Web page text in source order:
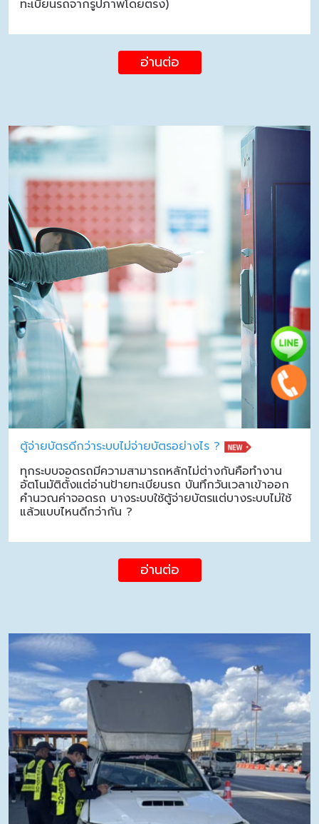
ทะเบียนรถจากรูปภาพโดยตรง)
อ่านต่อ
ตู้จ่ายบัตรดีกว่าระบบไม่จ่ายบัตรอย่างไร ?
ทุกระบบจอดรถมีความสามารถหลักไม่ต่างกันคือทำงาน
อัตโนมัติตั้งแต่อ่านป้ายทะเบียนรถ บันทึกวันเวลาเข้าออก
คำนวณค่าจอดรถ บางระบบใช้ตู้จ่ายบัตรแต่บางระบบไม่ใช้
แล้วแบบไหนดีกว่ากัน ?
อ่านต่อ